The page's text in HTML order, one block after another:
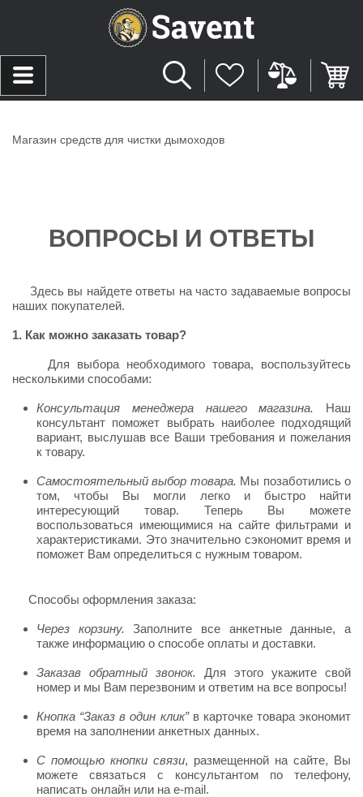
Магазин средств для чистки дымоходов
ВОПРОСЫ И ОТВЕТЫ
Здесь вы найдете ответы на часто задаваемые вопросы
наших покупателей.
1. Как можно заказать товар?
Для выбора необходимого товара, воспользуйтесь
несколькими способами:
Консультация менеджера нашего магазина. Наш
консультант поможет выбрать наиболее подходящий
вариант, выслушав все Ваши требования и пожелания
к товару.
Самостоятельный выбор товара. Мы позаботились о
том, чтобы Вы могли легко и быстро найти
интересующий товар. Теперь Вы можете
воспользоваться имеющимися на сайте фильтрами и
характеристиками. Это значительно сэкономит время и
поможет Вам определиться с нужным товаром.
Способы оформления заказа:
Через корзину. Заполните все анкетные данные, а
также информацию о способе оплаты и доставки.
Заказав обратный звонок. Для этого укажите свой
номер и мы Вам перезвоним и ответим на все вопросы!
Кнопка “Заказ в один клик”в карточке товара экономит
время на заполнении анкетных данных.
С помощью кнопки связи, размещенной на сайте, Вы
можете связаться с консультантом по телефону,
написать онлайн или на e-mail.